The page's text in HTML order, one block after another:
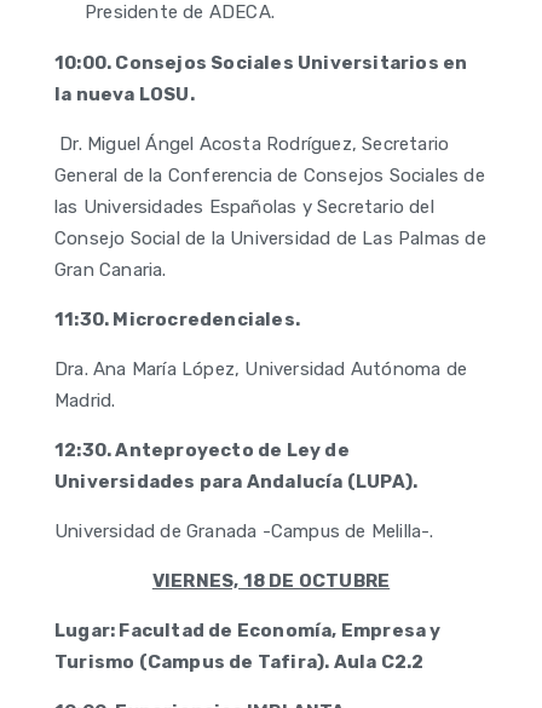
Presidente de ADECA.
10:00. Consejos Sociales Universitarios en
la nueva LOSU.
Dr. Miguel Ángel Acosta Rodríguez, Secretario
General de la Conferencia de Consejos Sociales de
las Universidades Españolas y Secretario del
Consejo Social de la Universidad de Las Palmas de
Gran Canaria.
11:30. Microcredenciales.
Dra. Ana María López, Universidad Autónoma de
Madrid.
12:30. Anteproyecto de Ley de
Universidades para Andalucía (LUPA).
Universidad de Granada -Campus de Melilla-.
VIERNES, 18 DE OCTUBRE
Lugar: Facultad de Economía, Empresa y
Turismo (Campus de Tafira). Aula C2.2